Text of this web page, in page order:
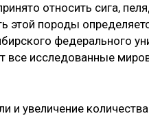
относить сига,
этой породы
федерального
все исследованные
и увеличение